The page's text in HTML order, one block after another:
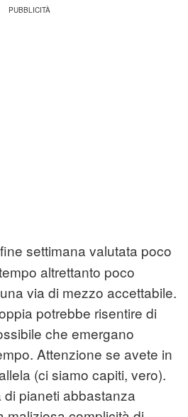
settimana valutata poco
altrettanto poco
via di mezzo accettabile.
potrebbe risentire di
che emergano
Attenzione se avete in
(ci siamo capiti, vero).
pianeti abbastanza